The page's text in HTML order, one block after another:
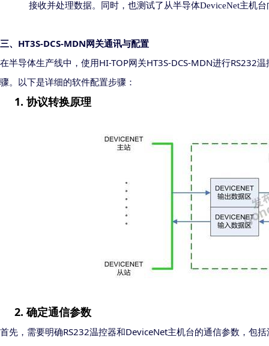
接收并处理数据。
同时，也测试了从半导体DeviceNet主机台
三、 HT3S-DCS-MDN 网关通讯与配置
在半导体生产线中，使用HI-TOP网关HT3S-DCS-MDN进行RS232温
骤。以下是详细的软件配置步骤：
1. 协议转换原理
2.确定通信参数
首先，需要明确RS232温控器和DeviceNet主机台的通信参数，包